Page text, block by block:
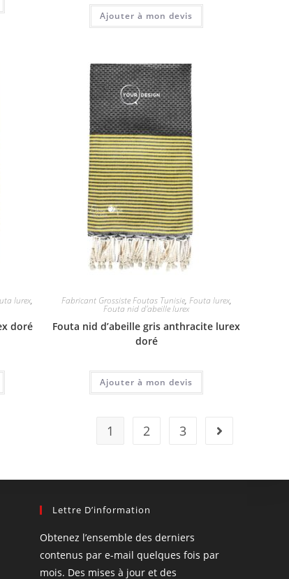
Ajouter à mon devis
lurex,
doré
Fabricant Grossiste Foutas Tunisie, Fouta lurex,
Fouta nid d'abeille lurex
Fouta nid d’abeille gris anthracite lurex
doré
Ajouter à mon devis
1 2 3
Lettre D’information
Obtenez l’ensemble des derniers
contenus par e-mail quelques fois par
mois. Des mises à jour et des